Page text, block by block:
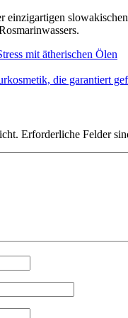
einzigartigen
mit ätherischen Ölen
die garantiert
Erforderliche Felder